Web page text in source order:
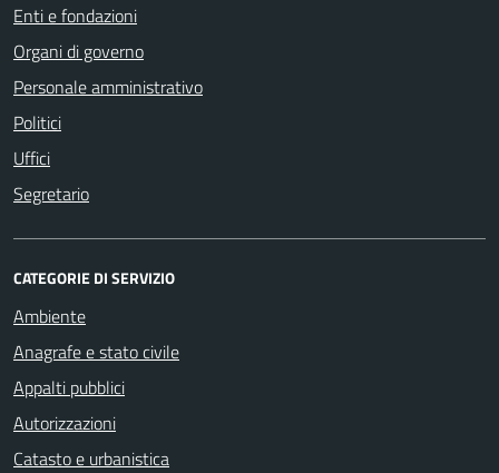
Enti e fondazioni
Organi di governo
Personale amministrativo
Politici
Uffici
Segretario
CATEGORIE DI SERVIZIO
Ambiente
Anagrafe e stato civile
Appalti pubblici
Autorizzazioni
Catasto e urbanistica